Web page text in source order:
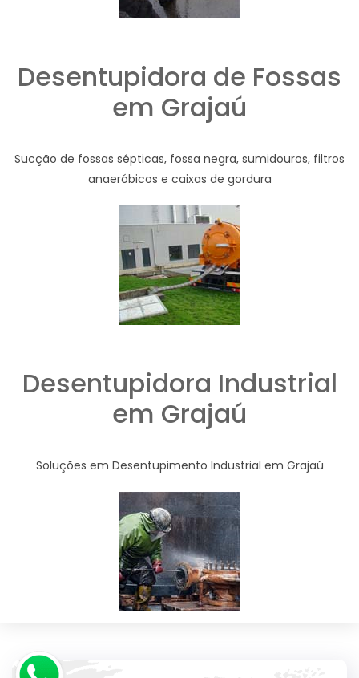
Desentupidora de Fossas
em Grajaú
Sucção de fossas sépticas, fossa negra, sumidouros, filtros
anaeróbicos e caixas de gordura
Desentupidora Industrial
em Grajaú
Soluções em Desentupimento Industrial em Grajaú